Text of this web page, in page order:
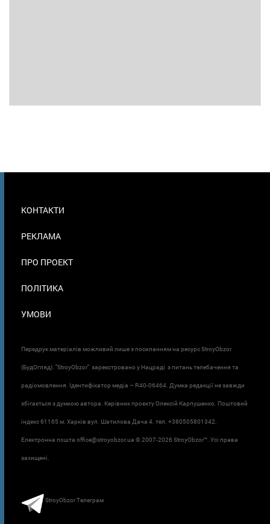
В
КОНТАКТИ
РЕКЛАМА
ПРО ПРОЕКТ
ПОЛІТИКА
УМОВИ
Передрук матеріалів можливий лише з посиланням на ресурс StroyObzor
(БудОгляд). "StroyObzor" зареєстровано у Нацраді з питань телебачення та
радіомовлення. Ідентифікатор медіа – R40-06464. Думка редакції не завжди
збігається з думкою автора. Керівник проєкту Олексій Карпушенко. Поштовий
індекс 61165 м. Харків вул. Шатилова Дача 4. тел. +380505801342.
Електронна пошта office@stroyobzor.ua © 2007-2026 StroyObzor™. Усі права
захищені.
StroyObzor Телеграм